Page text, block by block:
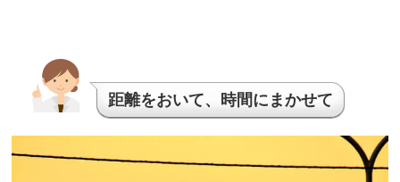
距離をおいて、時間にまかせて